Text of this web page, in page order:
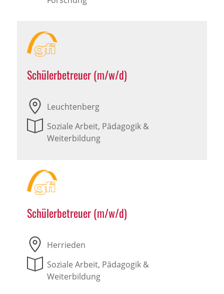
Schülerbetreuer (m/w/d)
Leuchtenberg
Soziale Arbeit, Pädagogik &
Weiterbildung
Schülerbetreuer (m/w/d)
Herrieden
Soziale Arbeit, Pädagogik &
Weiterbildung